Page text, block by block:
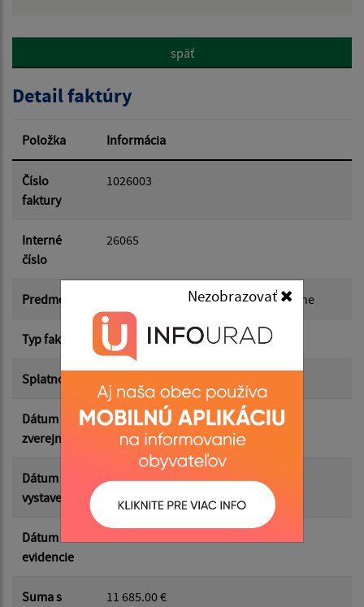
Nezobrazovať
Hľadať v:
Dátum od:
Dátum do:
Suma od:
Suma do:
Filtrovať Reset
späť
Detail faktúry
Položka Informácia
Číslo
faktury
1026003
Interné
číslo
26065
Predmet Výstavba chodníka I.Kraska v cintoríne
Typ faktúry dodávateľská
Splatnosť
Dátum
zverejnenia
21.05.2026
Dátum
vystavenia
25.04.2026
Dátum
evidencie
Suma s 11 685.00 €